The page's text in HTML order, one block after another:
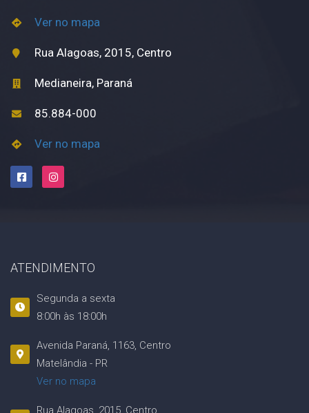
Ver no mapa
Rua Alagoas, 2015, Centro
Medianeira, Paraná
85.884-000
Ver no mapa
ATENDIMENTO
Segunda a sexta
8:00h às 18:00h
Avenida Paraná, 1163, Centro
Matelândia - PR
Ver no mapa
Rua Alagoas, 2015, Centro